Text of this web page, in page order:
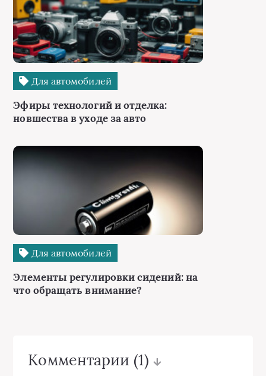
Для автомобилей
Эфиры технологий и отделка:
новшества в уходе за авто
Для автомобилей
Элементы регулировки сидений: на
что обращать внимание?
Комментарии (1)